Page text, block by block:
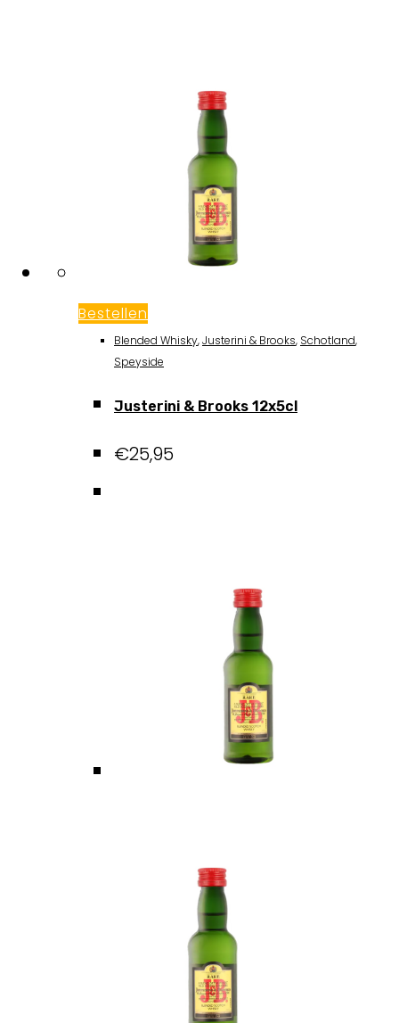
Bestellen
Blended Whisky,Justerini & Brooks, Schotland,
Speyside
Justerini & Brooks 12x5cl
€25,95